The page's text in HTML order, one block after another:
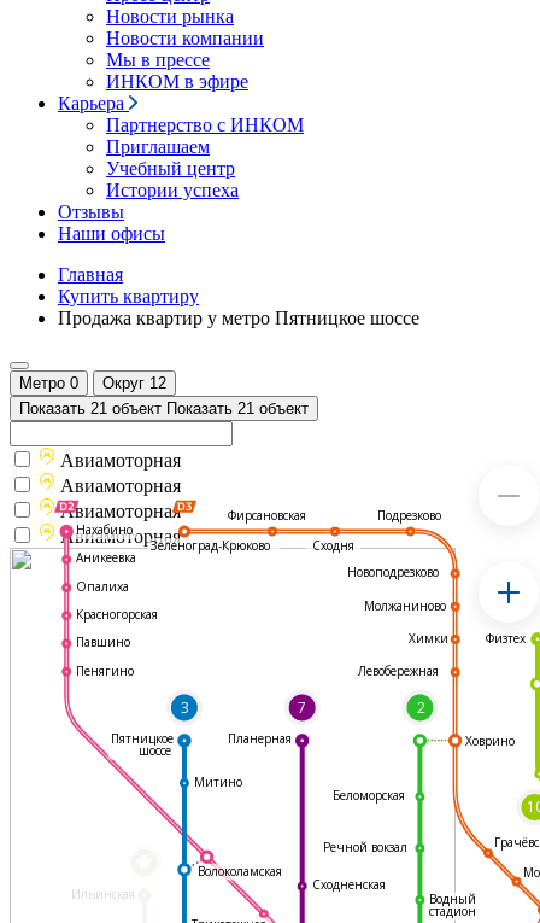
Новости рынка
Новости компании
Мы в прессе
ИНКОМ в эфире
Карьера
Партнерство с ИНКОМ
Приглашаем
Учебный центр
Истории успеха
Отзывы
Наши офисы
Главная
Купить квартиру
Продажа квартир у метро Пятницкое шоссе
Метро 0 Округ 12
Показать 21 объект Показать 21 объект
Ильинская
3 7 2
Фирсановская
Сходня
Подрезково
Новоподрезково
Молжаниново
Химки
Левобережная
Ховрино
Водный
стадион
Сходненская
Волоколамская
Митино
Нахабино
Аникеевка
Опалиха
Красногорская
Павшино
Пенягино
Пятницкое
шоссе
Планерная
Физтех
Речной вокзал
Беломорская
Зеленоград-Крюково
Авиамоторная
Авиамоторная
Авиамоторная
Авиамоторная